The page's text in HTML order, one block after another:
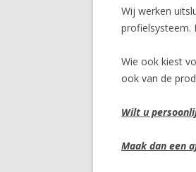
Wij werken
profielsysteem.
Wie ook kiest
ook van de
Wilt u
Maak dan een